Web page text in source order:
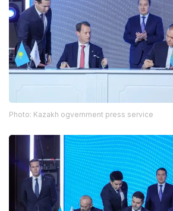
Photo: Kazakh ogvernment press service